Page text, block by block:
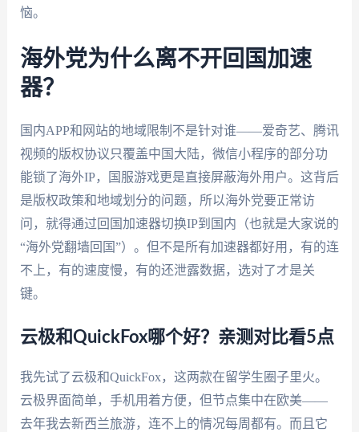
恼。
海外党为什么离不开回国加速
器？
国内APP和网站的地域限制不是针对谁——爱奇艺、腾讯
视频的版权协议只覆盖中国大陆，微信小程序的部分功
能锁了海外IP，国服游戏更是直接屏蔽海外用户。这背后
是版权政策和地域划分的问题，所以海外党要正常访
问，就得通过回国加速器切换IP到国内（也就是大家说的
“海外党翻墙回国”）。但不是所有加速器都好用，有的连
不上，有的速度慢，有的还泄露数据，选对了才是关
键。
云极和QuickFox哪个好？亲测对比看5点
我先试了云极和QuickFox，这两款在留学生圈子里火。
云极界面简单，手机用着方便，但节点集中在欧美——
去年我去新西兰旅游，连不上的情况每周都有。而且它